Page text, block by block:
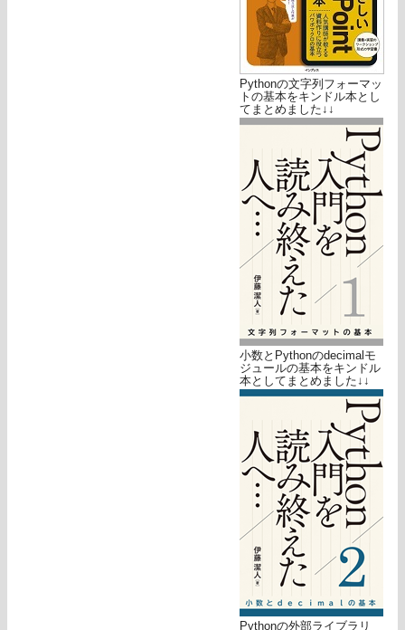
Pythonの文字列フォーマッ
トの基本をキンドル本とし
てまとめました↓↓
小数とPythonのdecimalモ
ジュールの基本をキンドル
本としてまとめました↓↓
Pythonの外部ライブラリ